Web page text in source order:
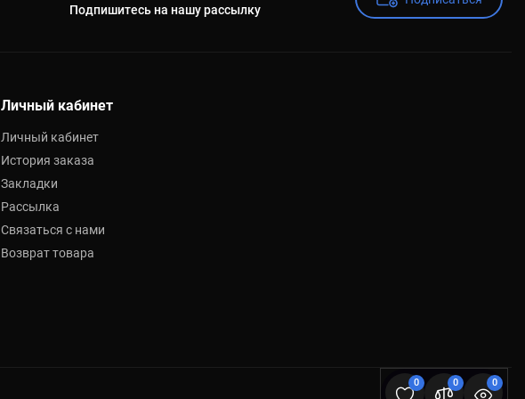
0 0 0
Подпишитесь на нашу рассылку
Личный кабинет
Личный кабинет
История заказа
Закладки
Рассылка
Связаться с нами
Возврат товара